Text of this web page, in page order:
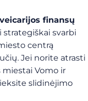
finansų
strategiškai svarbi
centrą
Jei norite atrasti
miestai Vomo ir
slidinėjimo